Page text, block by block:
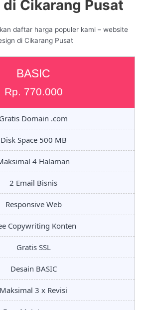
Cikarang Pusat
daftar harga populer kami – website
di Cikarang Pusat
BASIC
Rp. 770.000
Gratis Domain .com
Disk Space 500 MB
4 Halaman
2 Email Bisnis
Responsive Web
Copywriting Konten
Gratis SSL
Desain BASIC
Maksimal 3 x Revisi